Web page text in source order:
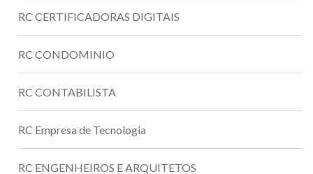
RC CERTIFICADORAS DIGITAIS
RC CONDOMINIO
RC CONTABILISTA
RC Empresa de Tecnologia
RC ENGENHEIROS E ARQUITETOS